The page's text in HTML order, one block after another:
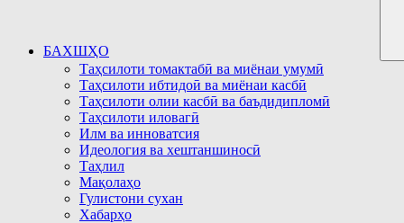
БАХШҲО
Таҳсилоти томактабӣ ва миёнаи умумӣ
Таҳсилоти ибтидоӣ ва миёнаи касбӣ
Таҳсилоти олии касбӣ ва баъдидипломӣ
Таҳсилоти иловагӣ
Илм ва инноватсия
Идеология ва хештаншиносӣ
Таҳлил
Мақолаҳо
Гулистони сухан
Хабарҳо